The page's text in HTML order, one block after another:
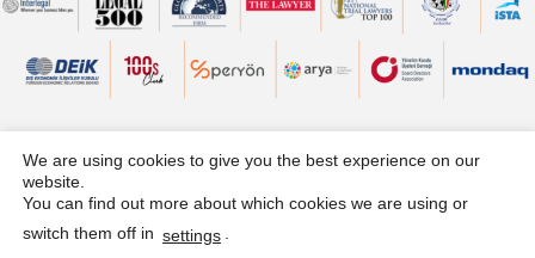
Genel Aydınlatma Metni|Çerez Tercihleri|Hüküm ve Koşullar|
We are using cookies to give you the best experience on our
website.
You can find out more about which cookies we are using or
switch them off in settings .